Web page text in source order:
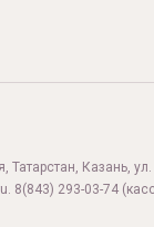
Казань, ул.
. 8(843) 293-03-74